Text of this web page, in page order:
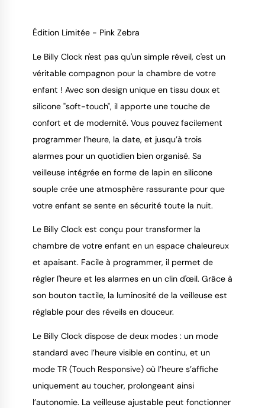
Édition Limitée - Pink Zebra
Le Billy Clock n'est pas qu'un simple réveil, c'est un
véritable compagnon pour la chambre de votre
enfant ! Avec son design unique en tissu doux et
silicone "soft-touch", il apporte une touche de
confort et de modernité. Vous pouvez facilement
programmer l’heure, la date, et jusqu’à trois
alarmes pour un quotidien bien organisé. Sa
veilleuse intégrée en forme de lapin en silicone
souple crée une atmosphère rassurante pour que
votre enfant se sente en sécurité toute la nuit.
Le Billy Clock est conçu pour transformer la
chambre de votre enfant en un espace chaleureux
et apaisant. Facile à programmer, il permet de
régler l'heure et les alarmes en un clin d'œil. Grâce à
son bouton tactile, la luminosité de la veilleuse est
réglable pour des réveils en douceur.
Le Billy Clock dispose de deux modes : un mode
standard avec l’heure visible en continu, et un
mode TR (Touch Responsive) où l’heure s’affiche
uniquement au toucher, prolongeant ainsi
l’autonomie. La veilleuse ajustable peut fonctionner